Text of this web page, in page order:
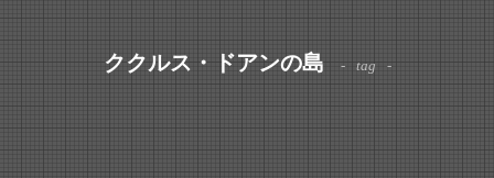
ククルス・ドアンの島 tag